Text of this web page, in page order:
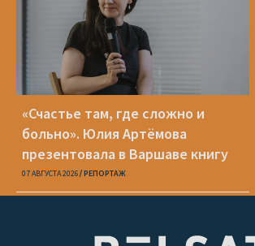
«Счастье там, где сложно и
больно». Юлия Артёмова
презентовала в Варшаве книгу
«Пока я искала слова»
07 АВГУСТА 2026 РЕПОРТАЖ